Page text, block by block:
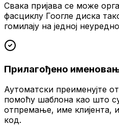
Свака пријава се може
фасциклу Гоогле диска
гомилају на једној
Прилагођено
Аутоматски преименујте
помоћу шаблона као што
отпремање, име клијента,
код.